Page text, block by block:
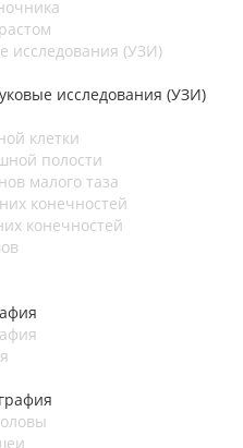
исследования (УЗИ)
исследования (УЗИ)
клетки
полости
малого таза
конечностей
конечностей